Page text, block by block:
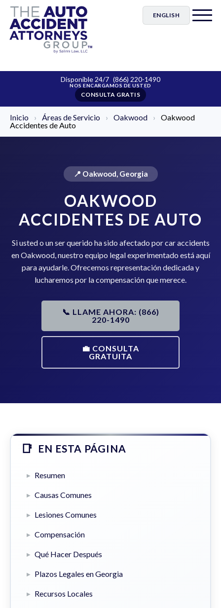
ENGLISH
Disponible 24/7 (866) 220-1490
CONSULTA GRATIS
Inicio › Áreas de Servicio › Oakwood ›
Oakwood
Accidentes de Auto
📍 Oakwood, Georgia
OAKWOOD
ACCIDENTES DE AUTO
Si usted o un ser querido ha sido afectado por car accidents
en Oakwood, nuestro equipo legal experimentado está aquí
para ayudarle. Ofrecemos representación dedicada y
lucharemos por la compensación que merece.
📞 LLAME AHORA: (866)
220-1490
💼 CONSULTA
GRATUITA
EN ESTA PÁGINA
Resumen
Causas Comunes
Lesiones Comunes
Compensación
Qué Hacer Después
Plazos Legales en Georgia
Recursos Locales